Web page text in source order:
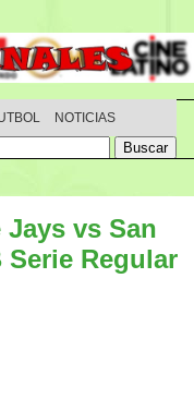
NOTICIAS
vs San
Regular